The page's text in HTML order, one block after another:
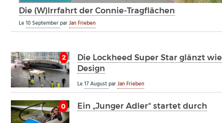
Die (W)Irrfahrt der Connie-Tragflächen
Le10 SeptemberparJan Frieben
2
Die Lockheed Super Star glänzt
Design
Le17 AugustparJan Frieben
0 Ein „Junger Adler“ startet durch